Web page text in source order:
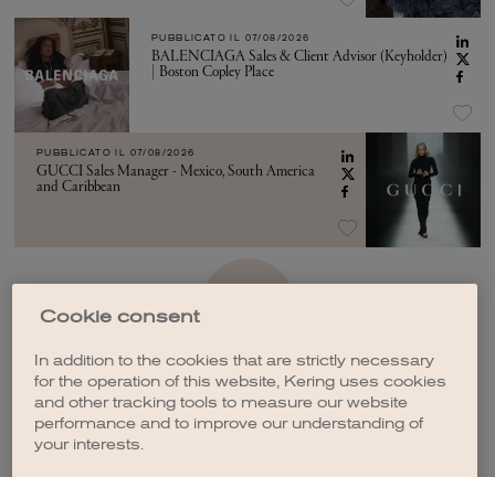
PUBBLICATO IL 07/08/2026
BALENCIAGA Sales & Client Advisor (Keyholder)
| Boston Copley Place
PUBBLICATO IL 07/08/2026
GUCCI Sales Manager - Mexico, South America
and Caribbean
Cookie consent
In addition to the cookies that are strictly necessary
for the operation of this website, Kering uses cookies
and other tracking tools to measure our website
performance and to improve our understanding of
your interests.